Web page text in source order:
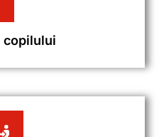
copilului